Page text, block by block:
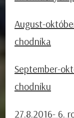
August-
chodníka
September-
chodníku
27.8.2016- 6.